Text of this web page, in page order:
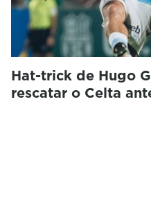
Hat-trick de Hugo
rescatar o Celta